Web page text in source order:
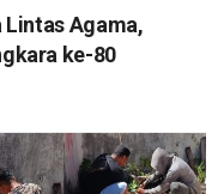
Lintas Agama,
ke-80